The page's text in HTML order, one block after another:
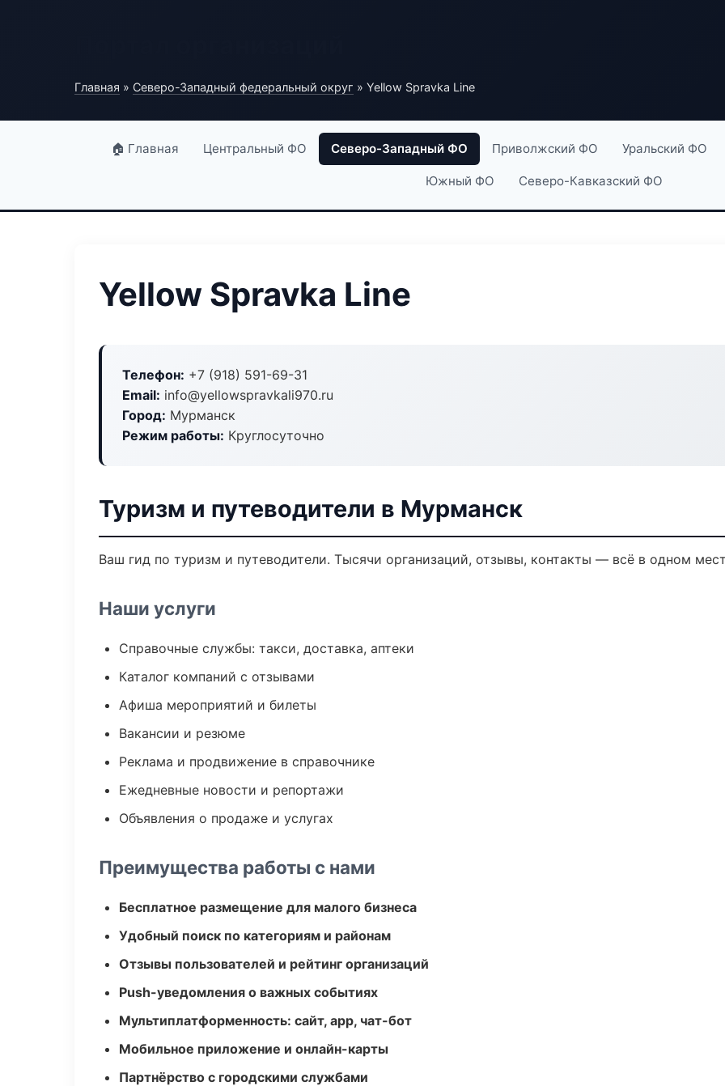
Главная » Северо-Западный федеральный округ » Yellow Spravka Line
🏠 Главная Центральный ФО Северо-Западный ФО Приволжский ФО Уральский ФО
Южный ФО Северо-Кавказский ФО
Yellow Spravka Line
Телефон: +7 (918) 591-69-31
Email: info@yellowspravkali970.ru
Город: Мурманск
Режим работы: Круглосуточно
Туризм и путеводители в Мурманск
Ваш гид по туризм и путеводители. Тысячи организаций, отзывы, контакты — всё в одном
Наши услуги
Справочные службы: такси, доставка, аптеки
Каталог компаний с отзывами
Афиша мероприятий и билеты
Вакансии и резюме
Реклама и продвижение в справочнике
Ежедневные новости и репортажи
Объявления о продаже и услугах
Преимущества работы с нами
Бесплатное размещение для малого бизнеса
Удобный поиск по категориям и районам
Отзывы пользователей и рейтинг организаций
Push-уведомления о важных событиях
Мультиплатформенность: сайт, app, чат-бот
Мобильное приложение и онлайн-карты
Партнёрство с городскими службами